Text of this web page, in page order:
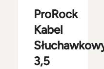
ProRock
Kabel
3,5